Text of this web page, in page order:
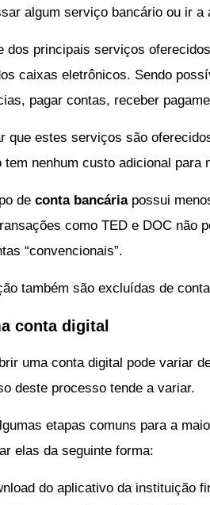
algum serviço bancário ou ir
dos principais serviços
caixas eletrônicos. Sendo
pagar contas, receber
que estes serviços são
nenhum custo adicional para
de conta bancáriapossui
como TED e DOC não
“convencionais”.
também são excluídas de
conta digital
uma conta digital pode variar
deste processo tende a variar.
etapas comuns para a
elas da seguinte forma:
do aplicativo da instituição